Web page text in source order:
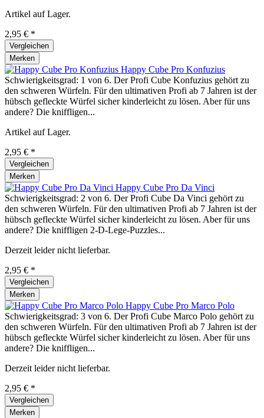
Artikel auf Lager.
2,95 € *
Vergleichen
Merken
Happy Cube Pro Konfuzius
Schwierigkeitsgrad: 1 von 6. Der Profi Cube Konfuzius gehört zu
den schweren Würfeln. Für den ultimativen Profi ab 7 Jahren ist der
hübsch gefleckte Würfel sicher kinderleicht zu lösen. Aber für uns
andere? Die kniffligen...
Artikel auf Lager.
2,95 € *
Vergleichen
Merken
Happy Cube Pro Da Vinci
Schwierigkeitsgrad: 2 von 6. Der Profi Cube Da Vinci gehört zu
den schweren Würfeln. Für den ultimativen Profi ab 7 Jahren ist der
hübsch gefleckte Würfel sicher kinderleicht zu lösen. Aber für uns
andere? Die kniffligen 2-D-Lege-Puzzles...
Derzeit leider nicht lieferbar.
2,95 € *
Vergleichen
Merken
Happy Cube Pro Marco Polo
Schwierigkeitsgrad: 3 von 6. Der Profi Cube Marco Polo gehört zu
den schweren Würfeln. Für den ultimativen Profi ab 7 Jahren ist der
hübsch gefleckte Würfel sicher kinderleicht zu lösen. Aber für uns
andere? Die kniffligen...
Derzeit leider nicht lieferbar.
2,95 € *
Vergleichen
Merken